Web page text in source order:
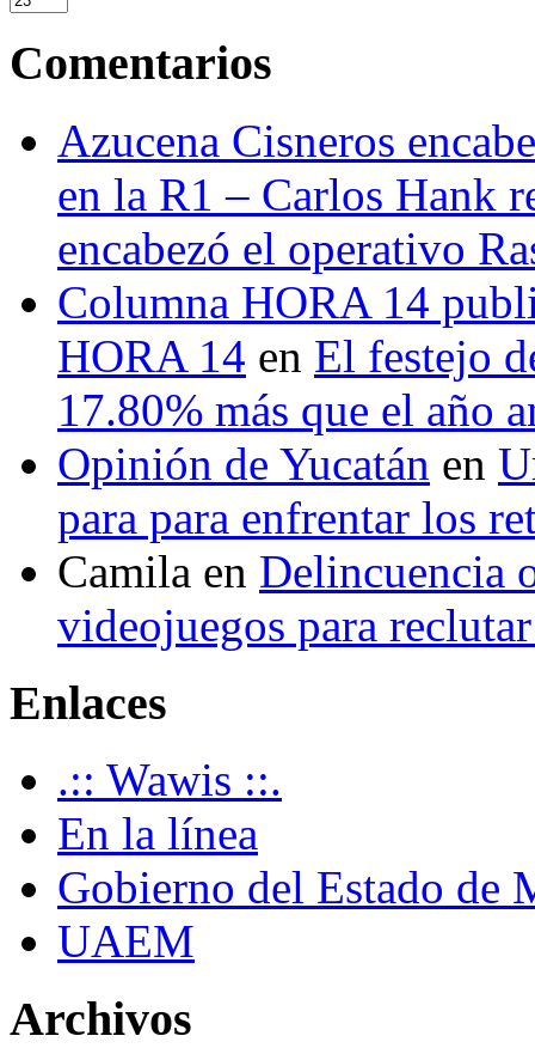
Comentarios
Azucena Cisneros
en la R1 – Carlos Hank
encabezó el operativo
Columna HORA 14
HORA 14 en El festejo
17.80% más que el año
Opinión de Yucatán en
para para enfrentar los
Camila en Delincuencia
videojuegos para
Enlaces
.:: Wawis ::.
En la línea
Gobierno del Estado de
UAEM
Archivos